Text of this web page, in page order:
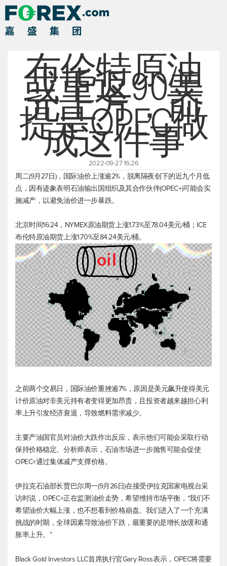
布伦特原油
或重返90美
元上方，前
提是OPEC做
成这件事
2022-09-27 16:26
周二(9月27日)，国际油价上涨逾2%，脱离隔夜创下的近九个月低
点，因有迹象表明石油输出国组织及其合作伙伴(OPEC+)可能会实
施减产，以避免油价进一步暴跌。
北京时间16:24，NYMEX原油期货上涨1.73%至78.04美元/桶；ICE
布伦特原油期货上涨1.70%至84.24美元/桶。
之前两个交易日，国际油价重挫逾7%，原因是美元飙升使得美元
计价原油对非美元持有者变得更加昂贵，且投资者越来越担心利
率上升引发经济衰退，导致燃料需求减少。
主要产油国官员对油价大跌作出反应，表示他们可能会采取行动
保持价格稳定。分析师表示，石油市场进一步抛售可能会促使
OPEC+通过集体减产支撑价格。
伊拉克石油部长贾巴尔周一(9月26日)在接受伊拉克国家电视台采
访时说，OPEC+正在监测油价走势，希望维持市场平衡，“我们不
希望油价大幅上涨，也不想看到价格崩盘。我们进入了一个充满
挑战的时期，全球因素导致油价下跌，最重要的是增长放缓和通
胀率上升。”
Black Gold Investors LLC首席执行官Gary Ross表示，OPEC将需要